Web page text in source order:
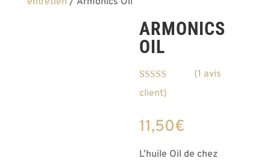
ARMONICS
OIL
Noté5.00
5 basé sur
1
client
(1 avis
client)
11,50€
L’huile Oil de chez